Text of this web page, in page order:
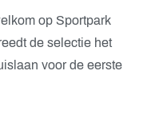
op Sportpark
de selectie het
voor de eerste